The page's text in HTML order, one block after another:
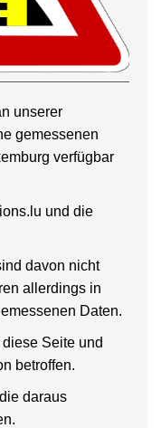
unserer
gemessenen
verfügbar
und die
davon nicht
allerdings in
Daten.
Seite und
betroffen.
daraus